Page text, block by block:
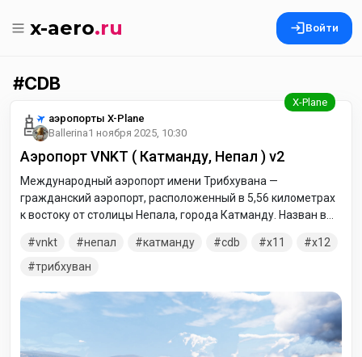
x-aero.ru Войти
CDB
аэропорты X-Plane
Ballerina1 ноября 2025, 10:30
Аэропорт VNKT ( Катманду, Непал ) v2
Международный аэропорт имени Трибхувана —
гражданский аэропорт, расположенный в 5,56 километрах
к востоку от столицы Непала, города Катманду. Назван в
высоте 1338 метров над уровнем моря и эксплуатирует
одну взлётно-посадочную полосу: 02/20 размерами 3050 х
назывался по местности, где расположен, — Гаучаран,
однако 15 июня 1955 года ему было дано имя
скончавшегося незадолго до того короля
vnkt непал катманду cdb x11
x12
трибхуван